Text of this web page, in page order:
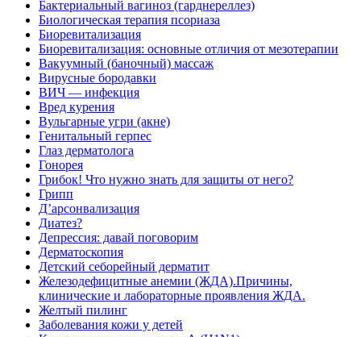
Бактериальный вагиноз (гарднереллез)
Биологическая терапия псориаза
Биоревитализация
Биоревитализация: основные отличия от мезотерапии
Вакуумный (баночный) массаж
Вирусные бородавки
ВИЧ — инфекция
Вред курения
Вульгарные угри (акне)
Генитальный герпес
Глаз дерматолога
Гонорея
Грибок! Что нужно знать для защиты от него?
Грипп
Д’арсонвализация
Диатез?
Депрессия: давай поговорим
Дерматоскопия
Детский себорейный дерматит
Железодефицитные анемии (ЖДА).Причины,
клинические и лабораторные проявления ЖДА.
Желтый пилинг
Заболевания кожи у детей